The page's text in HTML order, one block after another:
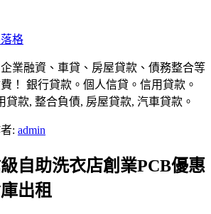
格
業融資、車貸、房屋貸款、債務整合等
！ 銀行貸款。個人信貸。信用貸款。
貸款, 整合負債, 房屋貸款, 汽車貸款。
: admin
自助洗衣店創業PCB優惠
出租